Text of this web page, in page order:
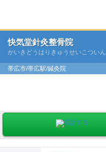
快気堂針灸整骨院
かいきどうはりきゅうせいこついん
帯広市/帯広駅/鍼灸院